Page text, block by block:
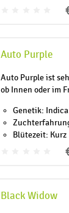
Auto Purple
Auto Purple ist
ob Innen oder im
Genetik:
Blütezeit: Kurz
Black Widow